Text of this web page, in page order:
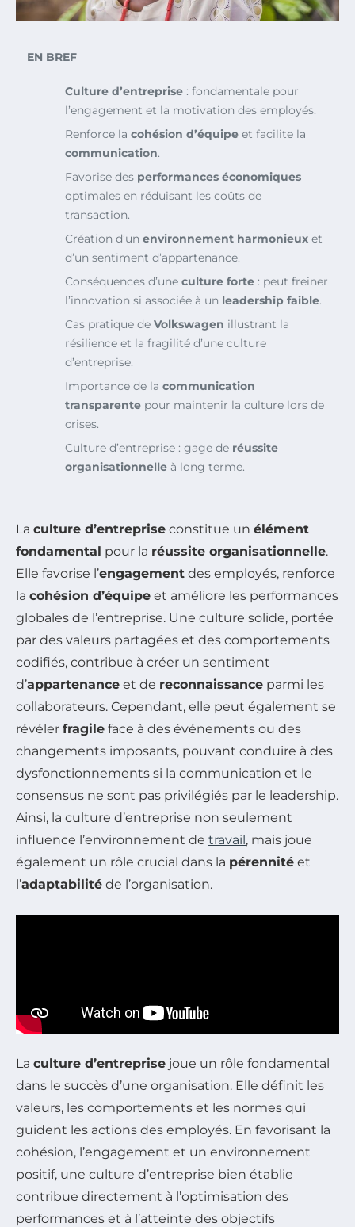
EN BREF
Culture d’entreprise : fondamentale pour
l’engagement et la motivation des employés.
Renforce la cohésion d’équipe et facilite la
communication.
Favorise des performances économiques
optimales en réduisant les coûts de
transaction.
Création d’un environnement harmonieux et
d’un sentiment d’appartenance.
Conséquences d’une culture forte : peut freiner
l’innovation si associée à un leadership faible.
Cas pratique de Volkswagen illustrant la
résilience et la fragilité d’une culture
d’entreprise.
Importance de la communication
transparente pour maintenir la culture lors de
crises.
Culture d’entreprise : gage de réussite
organisationnelle à long terme.
La culture d’entreprise constitue un élément
fondamental pour la réussite organisationnelle.
Elle favorise l’engagement des employés, renforce
la cohésion d’équipe et améliore les performances
globales de l’entreprise. Une culture solide, portée
par des valeurs partagées et des comportements
codifiés, contribue à créer un sentiment
d’appartenance et de reconnaissance parmi les
collaborateurs. Cependant, elle peut également se
révéler fragile face à des événements ou des
changements imposants, pouvant conduire à des
dysfonctionnements si la communication et le
consensus ne sont pas privilégiés par le leadership.
Ainsi, la culture d’entreprise non seulement
influence l’environnement de travail, mais joue
également un rôle crucial dans la pérennité et
l’adaptabilité de l’organisation.
La culture d’entreprise joue un rôle fondamental
dans le succès d’une organisation. Elle définit les
valeurs, les comportements et les normes qui
guident les actions des employés. En favorisant la
cohésion, l’engagement et un environnement
positif, une culture d’entreprise bien établie
contribue directement à l’optimisation des
performances et à l’atteinte des objectifs